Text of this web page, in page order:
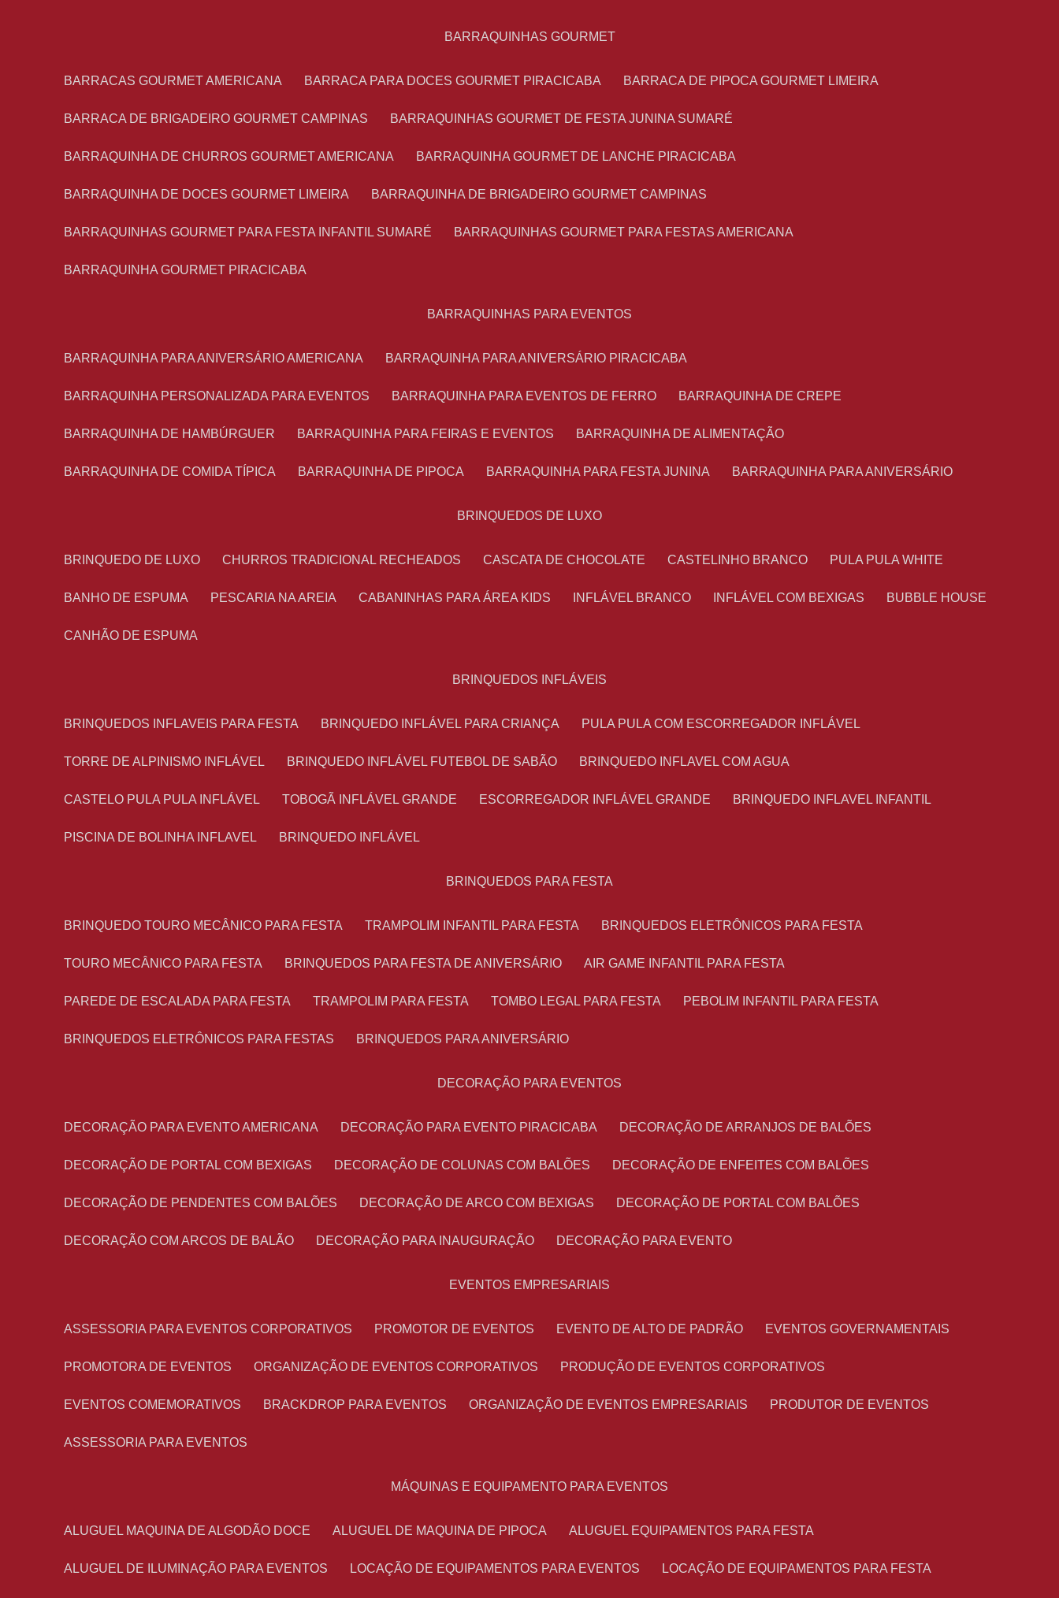
BARRAQUINHAS GOURMET
BARRACAS GOURMET AMERICANA BARRACA PARA DOCES GOURMET PIRACICABA BARRACA DE PIPOCA GOURMET LIMEIRA
BARRACA DE BRIGADEIRO GOURMET CAMPINAS BARRAQUINHAS GOURMET DE FESTA JUNINA SUMARÉ
BARRAQUINHA DE CHURROS GOURMET AMERICANA BARRAQUINHA GOURMET DE LANCHE PIRACICABA
BARRAQUINHA DE DOCES GOURMET LIMEIRA BARRAQUINHA DE BRIGADEIRO GOURMET CAMPINAS
BARRAQUINHAS GOURMET PARA FESTA INFANTIL SUMARÉ BARRAQUINHAS GOURMET PARA FESTAS AMERICANA
BARRAQUINHA GOURMET PIRACICABA
BARRAQUINHAS PARA EVENTOS
BARRAQUINHA PARA ANIVERSÁRIO AMERICANA BARRAQUINHA PARA ANIVERSÁRIO PIRACICABA
BARRAQUINHA PERSONALIZADA PARA EVENTOS BARRAQUINHA PARA EVENTOS DE FERRO BARRAQUINHA DE CREPE
BARRAQUINHA DE HAMBÚRGUER BARRAQUINHA PARA FEIRAS E EVENTOS BARRAQUINHA DE ALIMENTAÇÃO
BARRAQUINHA DE COMIDA TÍPICA BARRAQUINHA DE PIPOCA BARRAQUINHA PARA FESTA JUNINA BARRAQUINHA PARA ANIVERSÁRIO
BRINQUEDOS DE LUXO
BRINQUEDO DE LUXO CHURROS TRADICIONAL RECHEADOS CASCATA DE CHOCOLATE CASTELINHO BRANCO PULA PULA WHITE
BANHO DE ESPUMA PESCARIA NA AREIA CABANINHAS PARA ÁREA KIDS INFLÁVEL BRANCO INFLÁVEL COM BEXIGAS BUBBLE HOUSE
CANHÃO DE ESPUMA
BRINQUEDOS INFLÁVEIS
BRINQUEDOS INFLAVEIS PARA FESTA BRINQUEDO INFLÁVEL PARA CRIANÇA PULA PULA COM ESCORREGADOR INFLÁVEL
TORRE DE ALPINISMO INFLÁVEL BRINQUEDO INFLÁVEL FUTEBOL DE SABÃO BRINQUEDO INFLAVEL COM AGUA
CASTELO PULA PULA INFLÁVEL TOBOGÃ INFLÁVEL GRANDE ESCORREGADOR INFLÁVEL GRANDE BRINQUEDO INFLAVEL INFANTIL
PISCINA DE BOLINHA INFLAVEL BRINQUEDO INFLÁVEL
BRINQUEDOS PARA FESTA
BRINQUEDO TOURO MECÂNICO PARA FESTA TRAMPOLIM INFANTIL PARA FESTA BRINQUEDOS ELETRÔNICOS PARA FESTA
TOURO MECÂNICO PARA FESTA BRINQUEDOS PARA FESTA DE ANIVERSÁRIO AIR GAME INFANTIL PARA FESTA
PAREDE DE ESCALADA PARA FESTA TRAMPOLIM PARA FESTA TOMBO LEGAL PARA FESTA PEBOLIM INFANTIL PARA FESTA
BRINQUEDOS ELETRÔNICOS PARA FESTAS BRINQUEDOS PARA ANIVERSÁRIO
DECORAÇÃO PARA EVENTOS
DECORAÇÃO PARA EVENTO AMERICANA DECORAÇÃO PARA EVENTO PIRACICABA DECORAÇÃO DE ARRANJOS DE BALÕES
DECORAÇÃO DE PORTAL COM BEXIGAS DECORAÇÃO DE COLUNAS COM BALÕES DECORAÇÃO DE ENFEITES COM BALÕES
DECORAÇÃO DE PENDENTES COM BALÕES DECORAÇÃO DE ARCO COM BEXIGAS DECORAÇÃO DE PORTAL COM BALÕES
DECORAÇÃO COM ARCOS DE BALÃO DECORAÇÃO PARA INAUGURAÇÃO DECORAÇÃO PARA EVENTO
EVENTOS EMPRESARIAIS
ASSESSORIA PARA EVENTOS CORPORATIVOS PROMOTOR DE EVENTOS EVENTO DE ALTO DE PADRÃO EVENTOS GOVERNAMENTAIS
PROMOTORA DE EVENTOS ORGANIZAÇÃO DE EVENTOS CORPORATIVOS PRODUÇÃO DE EVENTOS CORPORATIVOS
EVENTOS COMEMORATIVOS BRACKDROP PARA EVENTOS ORGANIZAÇÃO DE EVENTOS EMPRESARIAIS PRODUTOR DE EVENTOS
ASSESSORIA PARA EVENTOS
MÁQUINAS E EQUIPAMENTO PARA EVENTOS
ALUGUEL MAQUINA DE ALGODÃO DOCE ALUGUEL DE MAQUINA DE PIPOCA ALUGUEL EQUIPAMENTOS PARA FESTA
ALUGUEL DE ILUMINAÇÃO PARA EVENTOS LOCAÇÃO DE EQUIPAMENTOS PARA EVENTOS LOCAÇÃO DE EQUIPAMENTOS PARA FESTA